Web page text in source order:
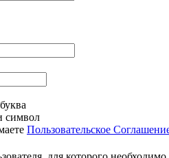
символ
Пользовательское